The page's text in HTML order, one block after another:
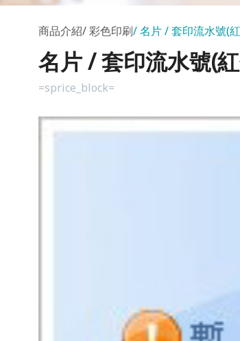
商品介紹 彩色印刷 名片 / 套印流水號(
名片 / 套印流水號(
=sprice_block=